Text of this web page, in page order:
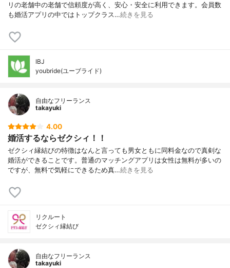
リの老舗中の老舗で信頼度が高く、安心・安全に利用できます。会員数
も婚活アプリの中ではトップクラス…続きを見る
IBJ
youbride(ユーブライド)
自由なフリーランス
takayuki
4.00
婚活するならゼクシィ！！
ゼクシィ縁結びの特徴はなんと言っても男女ともに同料金なので真剣な
婚活ができることです。普通のマッチングアプリは女性は無料が多いの
ですが、無料で気軽にできるため真…続きを見る
リクルート
ゼクシィ縁結び
自由なフリーランス
takayuki